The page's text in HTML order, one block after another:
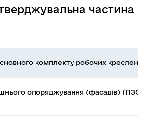
частина
комплекту робочих креслень
опоряджування (фасадів) (ПЗО)